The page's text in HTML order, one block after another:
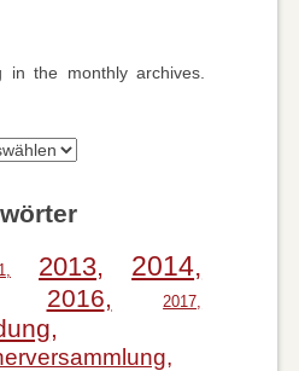
in the monthly archives.
2013 2014
2016 2017